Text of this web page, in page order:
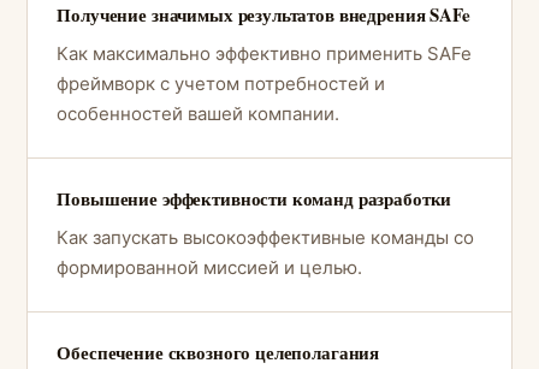
Получение значимых результатов внедрения SAFe
Как максимально эффективно применить SAFe
фреймворк с учетом потребностей и
особенностей вашей компании.
Повышение эффективности команд разработки
Как запускать высокоэффективные команды со
формированной миссией и целью.
Обеспечение сквозного целеполагания